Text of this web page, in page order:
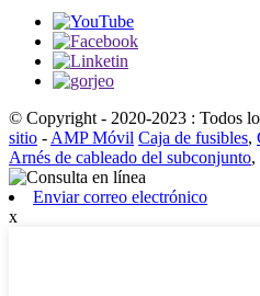
© Copyright - 2020-2023 : Todos
sitio - AMP Móvil Caja de fusibles,
Arnés de cableado del subconjunto,
Enviar correo electrónico
x